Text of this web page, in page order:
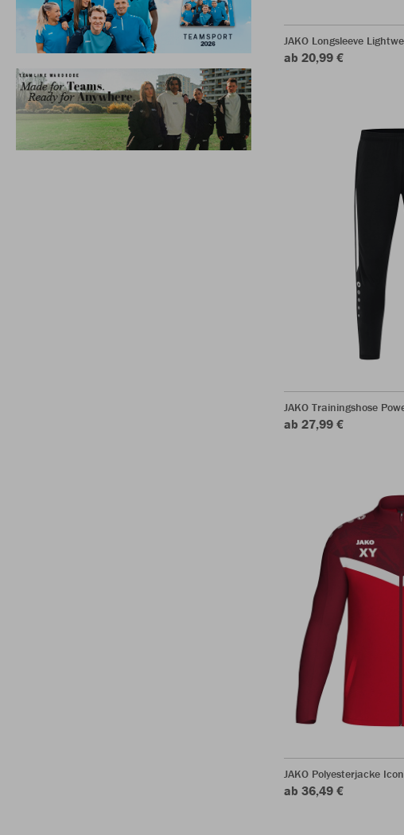
JAKO Longsleeve
ab 20,99 €
JAKO Trainingshose
ab 27,99 €
JAKO Polyesterjacke
ab 36,49 €